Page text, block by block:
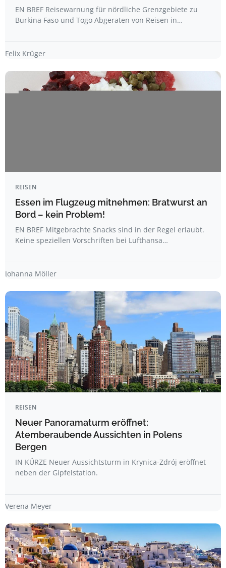
EN BREF Reisewarnung für nördliche Grenzgebiete zu
Burkina Faso und Togo Abgeraten von Reisen in…
Felix Krüger
REISEN
Essen im Flugzeug mitnehmen: Bratwurst an
Bord – kein Problem!
EN BREF Mitgebrachte Snacks sind in der Regel erlaubt.
Keine speziellen Vorschriften bei Lufthansa…
Johanna Möller
REISEN
Neuer Panoramaturm eröffnet:
Atemberaubende Aussichten in Polens
Bergen
IN KÜRZE Neuer Aussichtsturm in Krynica-Zdrój eröffnet
neben der Gipfelstation.
Verena Meyer